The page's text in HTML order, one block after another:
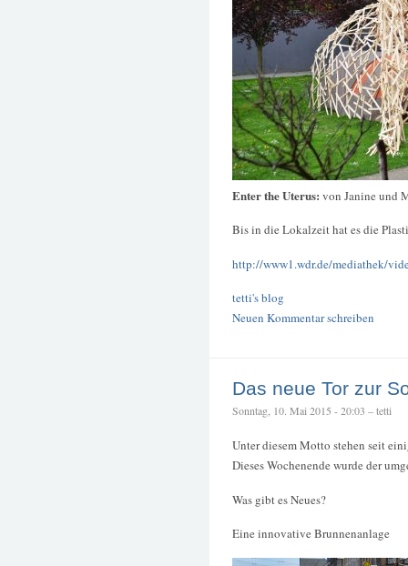
Enter the Uterus: von Janine und
Bis in die Lokalzeit hat es die
http://www1.wdr.de/mediathek/
tetti's blog
Neuen Kommentar schreiben
Das neue Tor zur
Sonntag, 10. Mai 2015 - 20:03 – tetti
Unter diesem Motto stehen seit
Dieses Wochenende wurde der
Was gibt es Neues?
Eine innovative Brunnenanlage